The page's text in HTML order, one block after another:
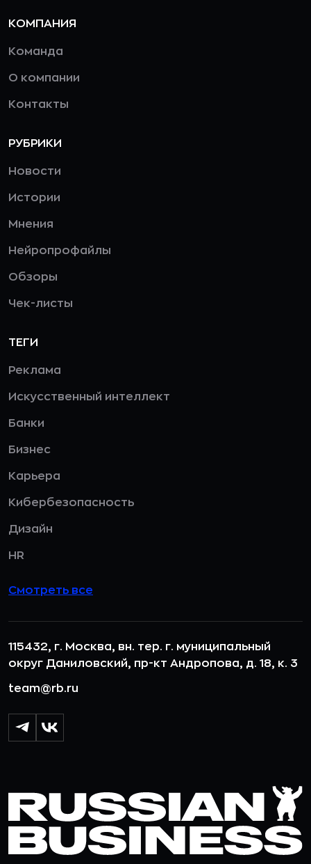
КОМПАНИЯ
Команда
О компании
Контакты
РУБРИКИ
Новости
Истории
Мнения
Нейропрофайлы
Обзоры
Чек-листы
ТЕГИ
Реклама
Искусственный интеллект
Банки
Бизнес
Карьера
Кибербезопасность
Дизайн
HR
Смотреть все
115432, г. Москва, вн. тер. г. муниципальный
округ Даниловский, пр-кт Андропова, д. 18, к. 3
team@rb.ru